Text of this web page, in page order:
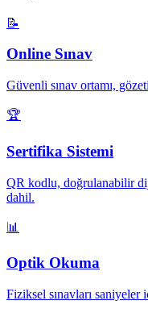
📝
Online Sınav
Güvenli sınav ortamı,
🏆
Sertifika Sistemi
QR kodlu, doğrulanabilir
dahil.
📊
Optik Okuma
Fiziksel sınavları saniyeler